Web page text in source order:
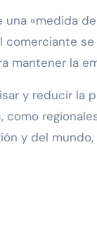
«medida
comerciante
mantener la
y reducir la
y del